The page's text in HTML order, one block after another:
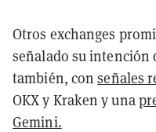
Otros exchanges
señalado su intención
también, conseñales
OKX y Kraken y una
Gemini.